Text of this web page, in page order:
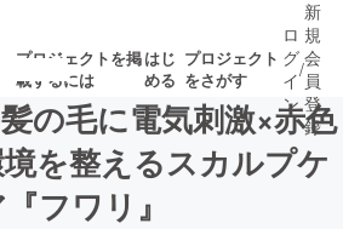
プロジェクトを掲
載するには
はじ
める
プロジェクト
をさがす
の新着プロ募集終了が近いプ
ロ
グ
イ
ン
/
新
規
会
員
登
録
の毛に電気刺激×赤色
を整えるスカルプケ
フワリ』